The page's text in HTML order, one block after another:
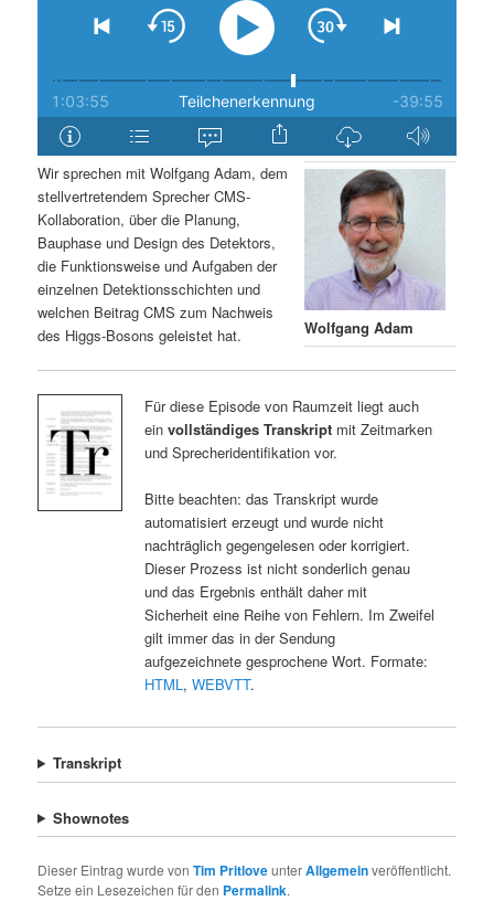
n
g
e
n
r
i
n
g
e
Wolfgang Adam
Wir sprechen mit Wolfgang Adam, dem
stellvertretendem Sprecher CMS-
Kollaboration, über die Planung,
Bauphase und Design des Detektors,
die Funktionsweise und Aufgaben der
einzelnen Detektionsschichten und
welchen Beitrag CMS zum Nachweis
des Higgs-Bosons geleistet hat.
Für diese Episode von Raumzeit liegt auch
ein vollständiges Transkriptmit Zeitmarken
und Sprecheridentifikation vor.
Bitte beachten: das Transkript wurde
automatisiert erzeugt und wurde nicht
nachträglich gegengelesen oder korrigiert.
Dieser Prozess ist nicht sonderlich genau
und das Ergebnis enthält daher mit
Sicherheit eine Reihe von Fehlern. Im Zweifel
gilt immer das in der Sendung
aufgezeichnete gesprochene Wort. Formate:
HTML, WEBVTT.
Transkript
Shownotes
Dieser Eintrag wurde vonTim PritloveunterAllgemeinveröffentlicht.
Setze ein Lesezeichen für den Permalink.